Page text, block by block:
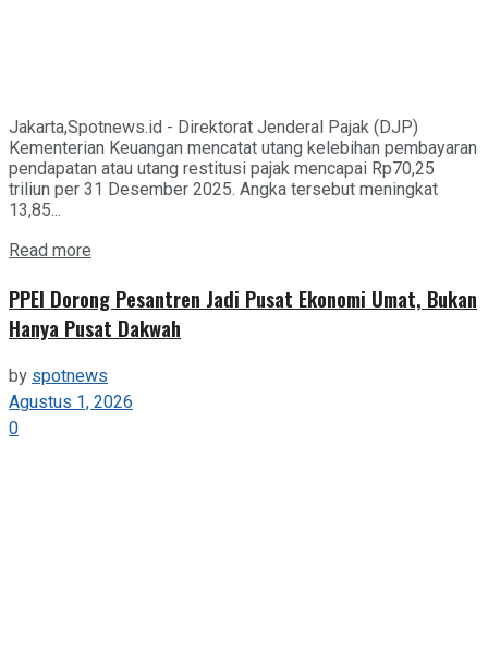
Jakarta,Spotnews.id - Direktorat Jenderal Pajak (DJP)
Kementerian Keuangan mencatat utang kelebihan pembayaran
pendapatan atau utang restitusi pajak mencapai Rp70,25
triliun per 31 Desember 2025. Angka tersebut meningkat
13,85...
Read more
PPEI Dorong Pesantren Jadi Pusat Ekonomi Umat, Bukan
Hanya Pusat Dakwah
byspotnews
Agustus 1, 2026
0